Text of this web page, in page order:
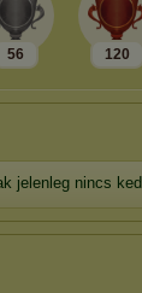
56 120
jelenleg nincs